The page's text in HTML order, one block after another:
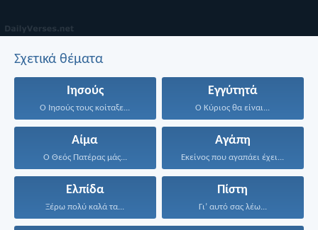
Σχετικά θέματα
Ιησούς
Ο Ιησούς τους κοίταξε...
Εγγύτητά
Ο Κύριος θα είναι...
Αίμα
Ο Θεός Πατέρας μάς...
Αγάπη
Εκείνος που αγαπάει έχει...
Ελπίδα
Ξέρω πολύ καλά τα...
Πίστη
Γι’ αυτό σας λέω...